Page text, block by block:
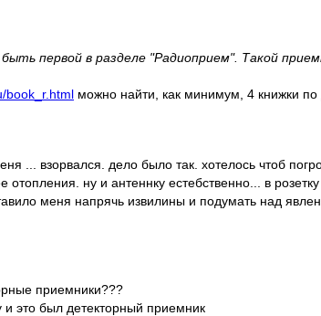
первой в разделе "Радиоприем". Такой
book_r.html можно найти, как минимум, 4 книжки
... взорвался. дело было так. хотелось чтоб
отопления. ну и антеннку естебственно... в
меня напрячь извилины и подумать над
приемники???
это был детекторный приемник